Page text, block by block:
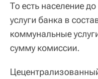
То есть население
услуги банка в
коммунальные
сумму комиссии.